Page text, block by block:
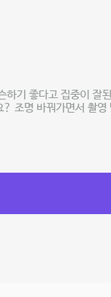
기 좋다고 집중이 잘
조명 바꿔가면서 촬영